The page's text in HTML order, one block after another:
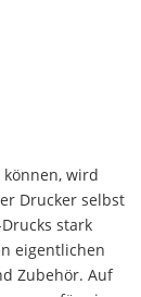
wird
Drucker selbst
stark
eigentlichen
Zubehör. Auf